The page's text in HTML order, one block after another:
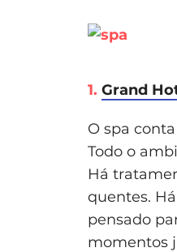
1. Grand
O spa
Todo o
Há
quentes.
pensado
momentos